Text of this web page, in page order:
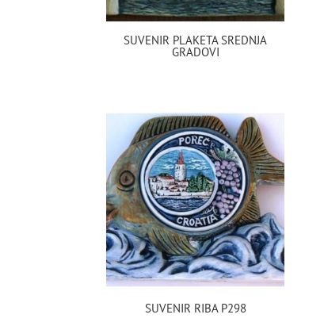
SUVENIR PLAKETA SREDNJA
GRADOVI
SUVENIR RIBA P298